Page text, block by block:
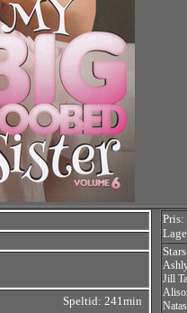
Speltid: 241min
Jill